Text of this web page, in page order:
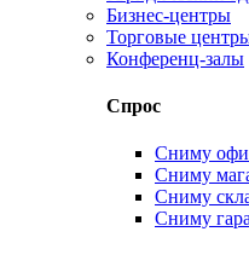
Бизнес-центры
Торговые
Конференц-залы
Спрос
Сниму
Сниму
Сниму
Сниму